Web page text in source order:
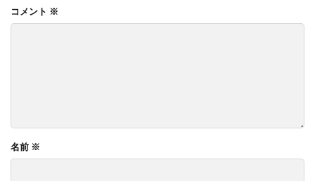
コメント ※
名前 ※